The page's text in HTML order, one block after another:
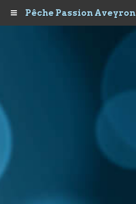
Pêche Passion Aveyron